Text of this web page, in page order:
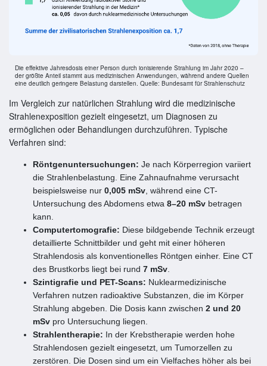
Die effektive Jahresdosis einer Person durch ionisierende Strahlung im Jahr 2020 –
der größte Anteil stammt aus medizinischen Anwendungen, während andere Quellen
eine deutlich geringere Belastung darstellen. Quelle: Bundesamt für Strahlenschutz
Im Vergleich zur natürlichen Strahlung wird die medizinische
Strahlenexposition gezielt eingesetzt, um Diagnosen zu
ermöglichen oder Behandlungen durchzuführen. Typische
Verfahren sind:
Röntgenuntersuchungen: Je nach Körperregion variiert
die Strahlenbelastung. Eine Zahnaufnahme verursacht
beispielsweise nur 0,005 mSv , während eine CT-
Untersuchung des Abdomens etwa 8–20 mSv betragen
kann.
Computertomografie: Diese bildgebende Technik erzeugt
detaillierte Schnittbilder und geht mit einer höheren
Strahlendosis als konventionelles Röntgen einher. Eine CT
des Brustkorbs liegt bei rund 7 mSv
Szintigrafie und PET-Scans: Nuklearmedizinische
Verfahren nutzen radioaktive Substanzen, die im Körper
Strahlung abgeben. Die Dosis kann zwischen 2 und 20
mSv pro Untersuchung liegen.
Strahlentherapie: In der Krebstherapie werden hohe
Strahlendosen gezielt eingesetzt, um Tumorzellen zu
zerstören. Die Dosen sind um ein Vielfaches höher als bei